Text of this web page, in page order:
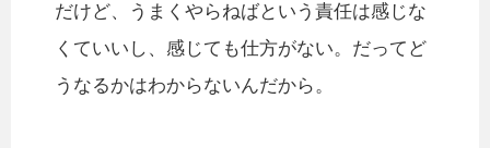
だけど、うまくやらねばという責任は感じな
くていいし、感じても仕方がない。だってど
うなるかはわからないんだから。